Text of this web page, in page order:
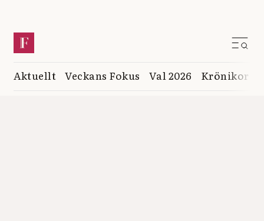
Aktuellt Veckans Fokus Val 2026 Krönikor